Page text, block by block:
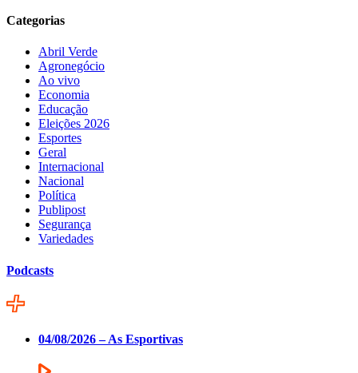
Categorias
Abril Verde
Agronegócio
Ao vivo
Economia
Educação
Eleições 2026
Esportes
Geral
Internacional
Nacional
Política
Publipost
Segurança
Variedades
Podcasts
04/08/2026 – As Esportivas